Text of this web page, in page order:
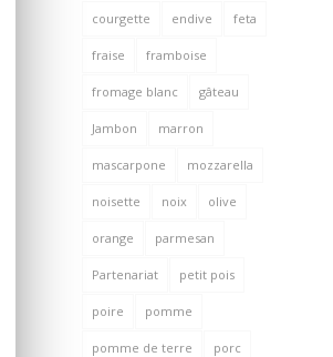
courgette endive feta
fraise framboise
fromage blanc gâteau
Jambon marron
mascarpone mozzarella
noisette noix olive
orange parmesan
Partenariat petit pois
poire pomme
pomme de terre porc